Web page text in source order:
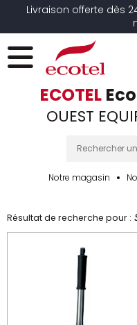
Livraison offerte dès
ECOTEL
OUEST
Notre magasin
Résultat de recherche pour :
Panneau de gestion des